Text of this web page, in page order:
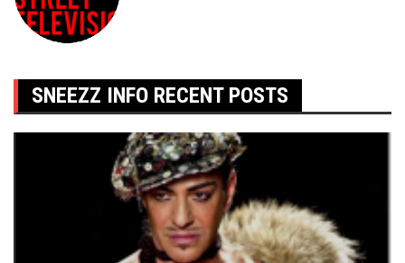
SNEEZZ INFO RECENT POSTS